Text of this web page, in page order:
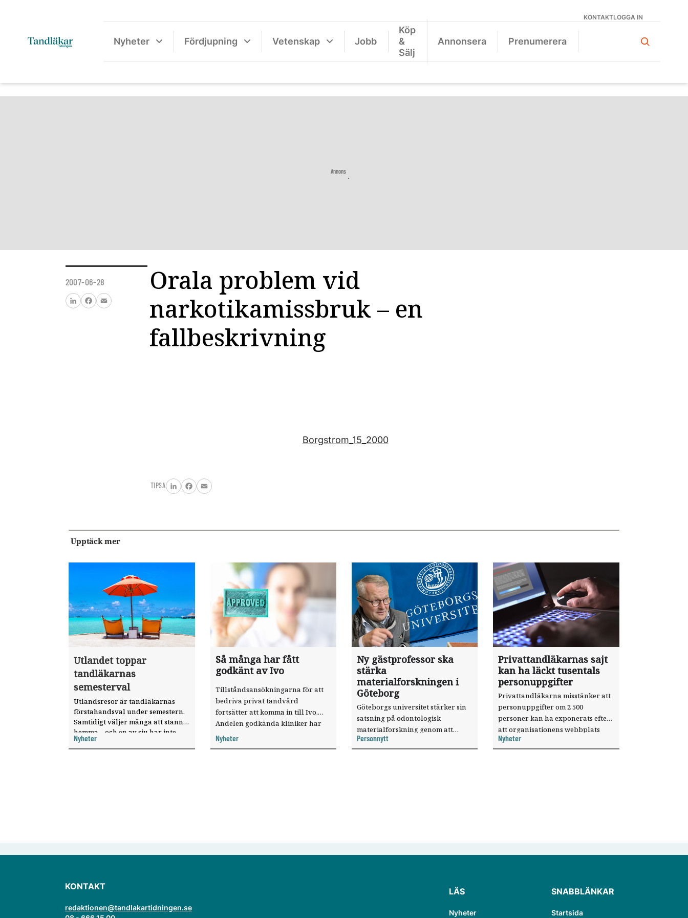
KONTAKTLOGGA IN
Nyheter Fördjupning Vetenskap Jobb
Köp
&
Sälj
Annonsera Prenumerera
Annons
2007-06-28
FacebookEmail
Orala problem vid
narkotikamissbruk – en
fallbeskrivning
Borgstrom_15_2000
TIPSA
LinkedInFacebook
Email
Upptäck mer
Utlandet toppar
tandläkarnas
semesterval
Utlandsresor är tandläkarnas
förstahandsval under semestern.
Samtidigt väljer många att stanna
hemma – och en av sju har inte
haft någon sommarledighet alls,
enligt "månadens fråga".
Nyheter
Så många har fått
godkänt av Ivo
Tillståndsansökningarna för att
bedriva privat tandvård
fortsätter att komma in till Ivo.
Andelen godkända kliniker har
ökat, visar nya siffror.
Nyheter
Ny gästprofessor ska
stärka
materialforskningen i
Göteborg
Göteborgs universitet stärker sin
satsning på odontologisk
materialforskning genom att
knyta forskaren Pekka Vallittu till
verksamheten som gästprofessor.
Personnytt
Privattandläkarnas sajt
kan ha läckt tusentals
personuppgifter
Privattandläkarna misstänker att
personuppgifter om 2 500
personer kan ha exponerats efter
att organisationens webbplats
utnyttjats genom en sårbarhet i ett
publiceringsverktyg.
Nyheter
KONTAKT
redaktionen@tandlakartidningen.se
LÄS
Nyheter
SNABBLÄNKAR
Startsida